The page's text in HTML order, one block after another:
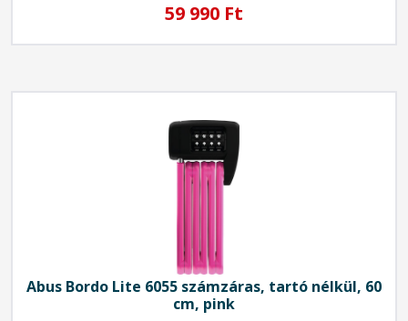
59 990 Ft
Abus Bordo Lite 6055 számzáras, tartó nélkül, 60
cm, pink